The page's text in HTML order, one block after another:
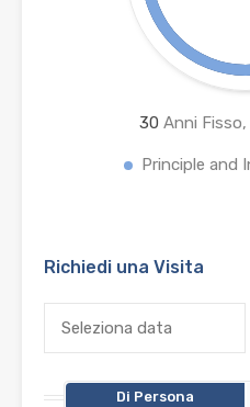
30 Anni Fisso,
Principle and
Richiedi una Visita
Di Persona